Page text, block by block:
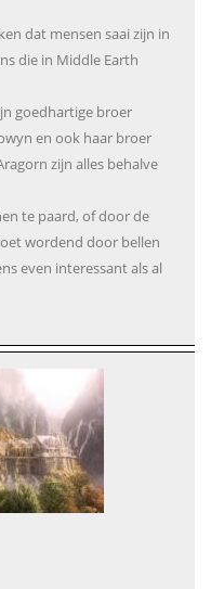
dat mensen saai zijn in
die in Middle Earth
goedhartige broer
en ook haar broer
zijn alles behalve
te paard, of door de
wordend door bellen
even interessant als al